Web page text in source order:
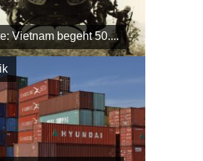
Vietnam begeht 50....